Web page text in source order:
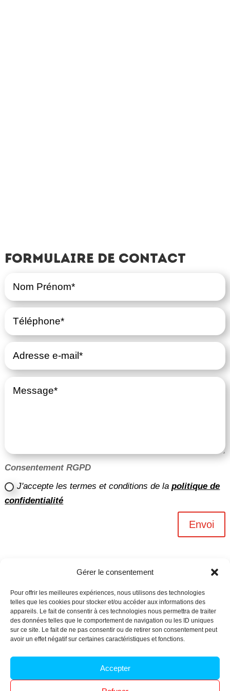
Gérer le consentement
Pour offrir les meilleures expériences, nous utilisons des technologies
telles que les cookies pour stocker et/ou accéder aux informations des
appareils. Le fait de consentir à ces technologies nous permettra de traiter
des données telles que le comportement de navigation ou les ID uniques
sur ce site. Le fait de ne pas consentir ou de retirer son consentement peut
avoir un effet négatif sur certaines caractéristiques et fonctions.
Accepter
Formulaire de contact
Consentement RGPD
J'accepte les termes et conditions de lapolitique de
confidentialité
Envoi
Archives n-6
Politique de confidentialité–